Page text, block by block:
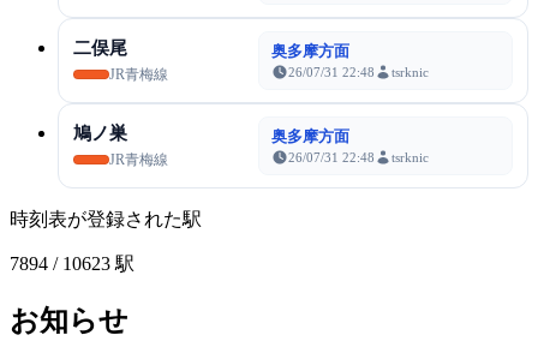
二俣尾
JR青梅線
奥多摩方面
26/07/31 22:48 tsrknic
鳩ノ巣
JR青梅線
奥多摩方面
26/07/31 22:48 tsrknic
時刻表が登録された駅
7894 / 10623 駅
お知らせ